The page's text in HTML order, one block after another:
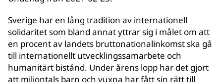
Sverige har en lång tradition av internationell
solidaritet som bland annat yttrar sig i målet om att
en procent av landets bruttonationalinkomst ska gå
till internationellt utvecklingssamarbete och
humanitärt bistånd. Under årens lopp har det gjort
att miljontals barn och vuxna har fått sin rätt till